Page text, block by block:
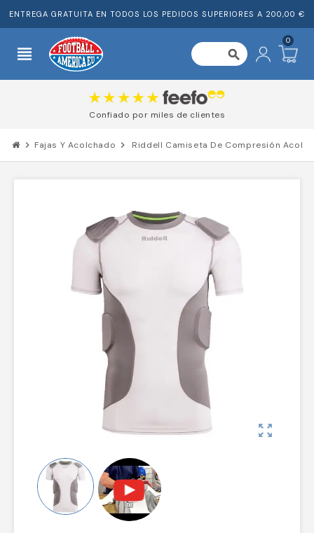
ENTREGA GRATUITA EN TODOS LOS PEDIDOS SUPERIORES A 200,00 €
view_headline search
0
Confiado por miles de clientes
chevron_right Fajas Y Acolchado chevron_right Riddell Camiseta De Compresión
zoom_out_map